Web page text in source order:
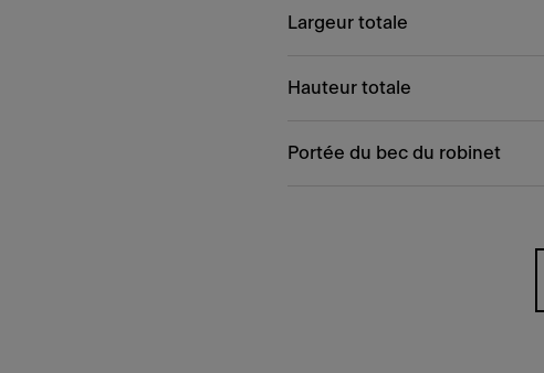
Largeur totale
Hauteur totale
Portée du bec du robinet